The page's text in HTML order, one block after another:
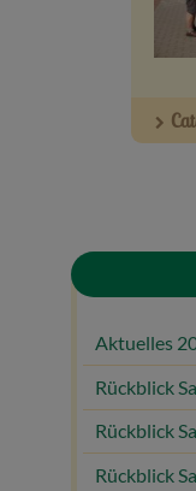
Baumpaten
Aktuelles
Rückblick
Rückblick
Rückblick